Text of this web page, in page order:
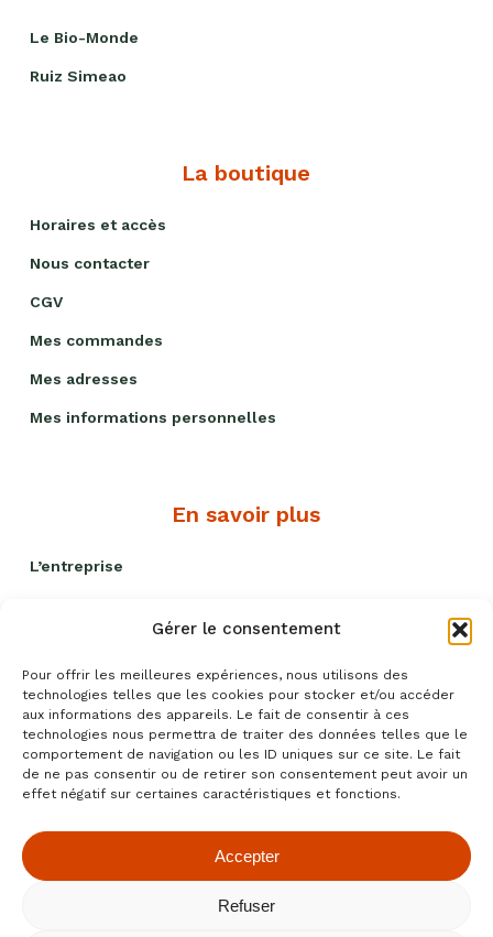
Gérer le consentement
Pour offrir les meilleures expériences, nous utilisons des
technologies telles que les cookies pour stocker et/ou accéder
aux informations des appareils. Le fait de consentir à ces
technologies nous permettra de traiter des données telles que le
comportement de navigation ou les ID uniques sur ce site. Le fait
de ne pas consentir ou de retirer son consentement peut avoir un
effet négatif sur certaines caractéristiques et fonctions.
Accepter
Refuser
Le Bio-Monde
Ruiz Simeao
La boutique
Horaires et accès
Nous contacter
CGV
Mes commandes
Mes adresses
Mes informations personnelles
En savoir plus
L’entreprise
Politique qualité
Blog recettes
Événements
Conditions générales de ventes